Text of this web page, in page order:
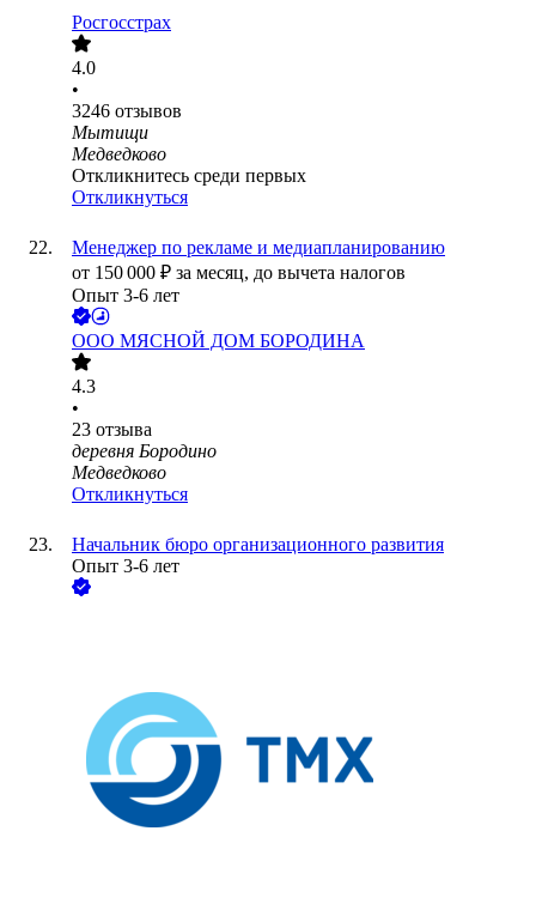
Росгосстрах
4.0
•
3246 отзывов
Мытищи
Медведково
Откликнитесь среди первых
Откликнуться
Менеджер по рекламе и медиапланированию
от 150 000 ₽ за месяц, до вычета налогов
Опыт 3-6 лет
ООО МЯСНОЙ ДОМ БОРОДИНА
4.3
•
23 отзыва
деревня Бородино
Медведково
Откликнуться
Начальник бюро организационного развития
Опыт 3-6 лет